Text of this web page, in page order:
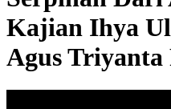
Kajian Ihya
Agus Triyanta